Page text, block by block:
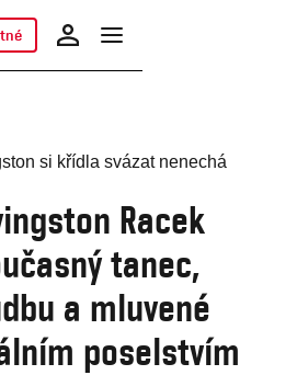
Racek
tanec,
a mluvené
poselstvím